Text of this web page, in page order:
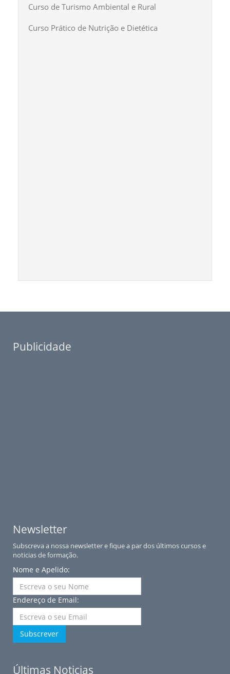
Curso de Turismo Ambiental e Rural
Curso Prático de Nutrição e Dietética
Publicidade
Newsletter
Subscreva a nossa newsletter e fique a par dos últimos cursos e
noticias de formação.
Nome e Apelido:
Endereço de Email:
Subscrever
Últimas Noticias